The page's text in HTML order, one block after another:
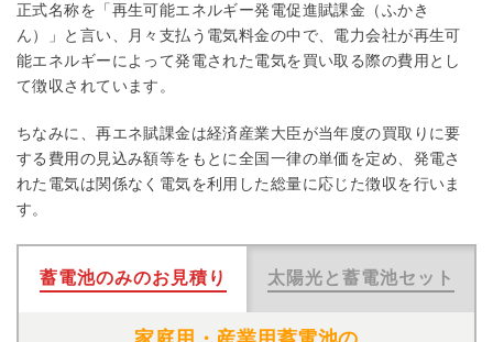
正式名称を「再生可能エネルギー発電促進賦課金（ふかき
ん）」と言い、月々支払う電気料金の中で、電力会社が再生可
能エネルギーによって発電された電気を買い取る際の費用とし
て徴収されています。
ちなみに、再エネ賦課金は経済産業大臣が当年度の買取りに要
する費用の見込み額等をもとに全国一律の単価を定め、発電さ
れた電気は関係なく電気を利用した総量に応じた徴収を行いま
す。
蓄電池のみのお見積り 太陽光と蓄電池セット